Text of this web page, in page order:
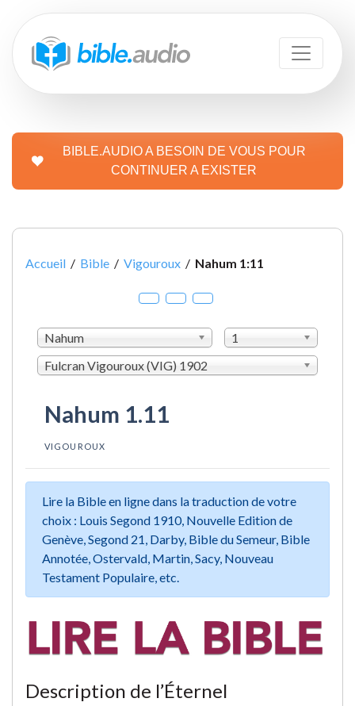
BIBLE.AUDIO A BESOIN DE VOUS POUR
CONTINUER A EXISTER
Accueil / Bible / Vigouroux / Nahum 1:11
Nahum
1
Fulcran Vigouroux (VIG) 1902
Nahum 1.11
VIGOUROUX
Lire la Bible en ligne dans la traduction de votre
choix : Louis Segond 1910, Nouvelle Edition de
Genève, Segond 21, Darby, Bible du Semeur, Bible
Annotée, Ostervald, Martin, Sacy, Nouveau
Testament Populaire, etc.
Description de l’Éternel